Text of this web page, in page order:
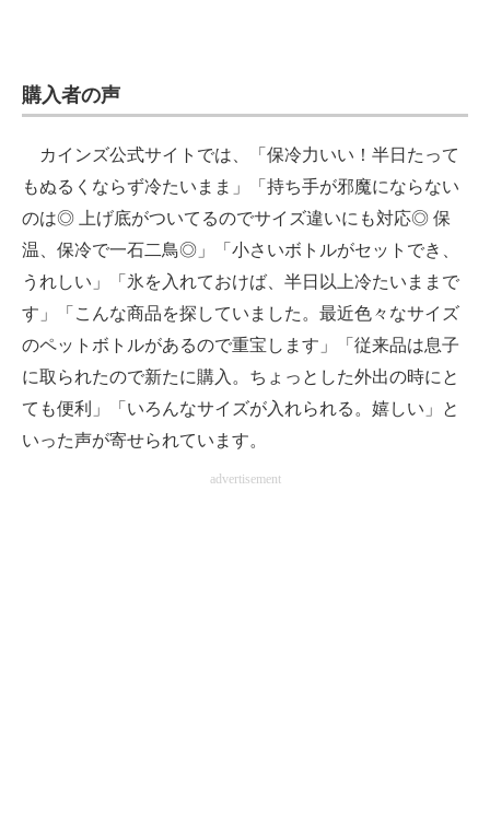
購入者の声
カインズ公式サイトでは、「保冷力いい！半日たって
もぬるくならず冷たいまま」「持ち手が邪魔にならない
のは◎ 上げ底がついてるのでサイズ違いにも対応◎ 保
温、保冷で一石二鳥◎」「小さいボトルがセットでき、
うれしい」「氷を入れておけば、半日以上冷たいままで
す」「こんな商品を探していました。最近色々なサイズ
のペットボトルがあるので重宝します」「従来品は息子
に取られたので新たに購入。ちょっとした外出の時にと
ても便利」「いろんなサイズが入れられる。嬉しい」と
いった声が寄せられています。
advertisement